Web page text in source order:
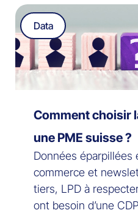
Data
Comment choisir
une PME suisse ?
Données éparpillées
commerce et
tiers, LPD à
ont besoin d’une